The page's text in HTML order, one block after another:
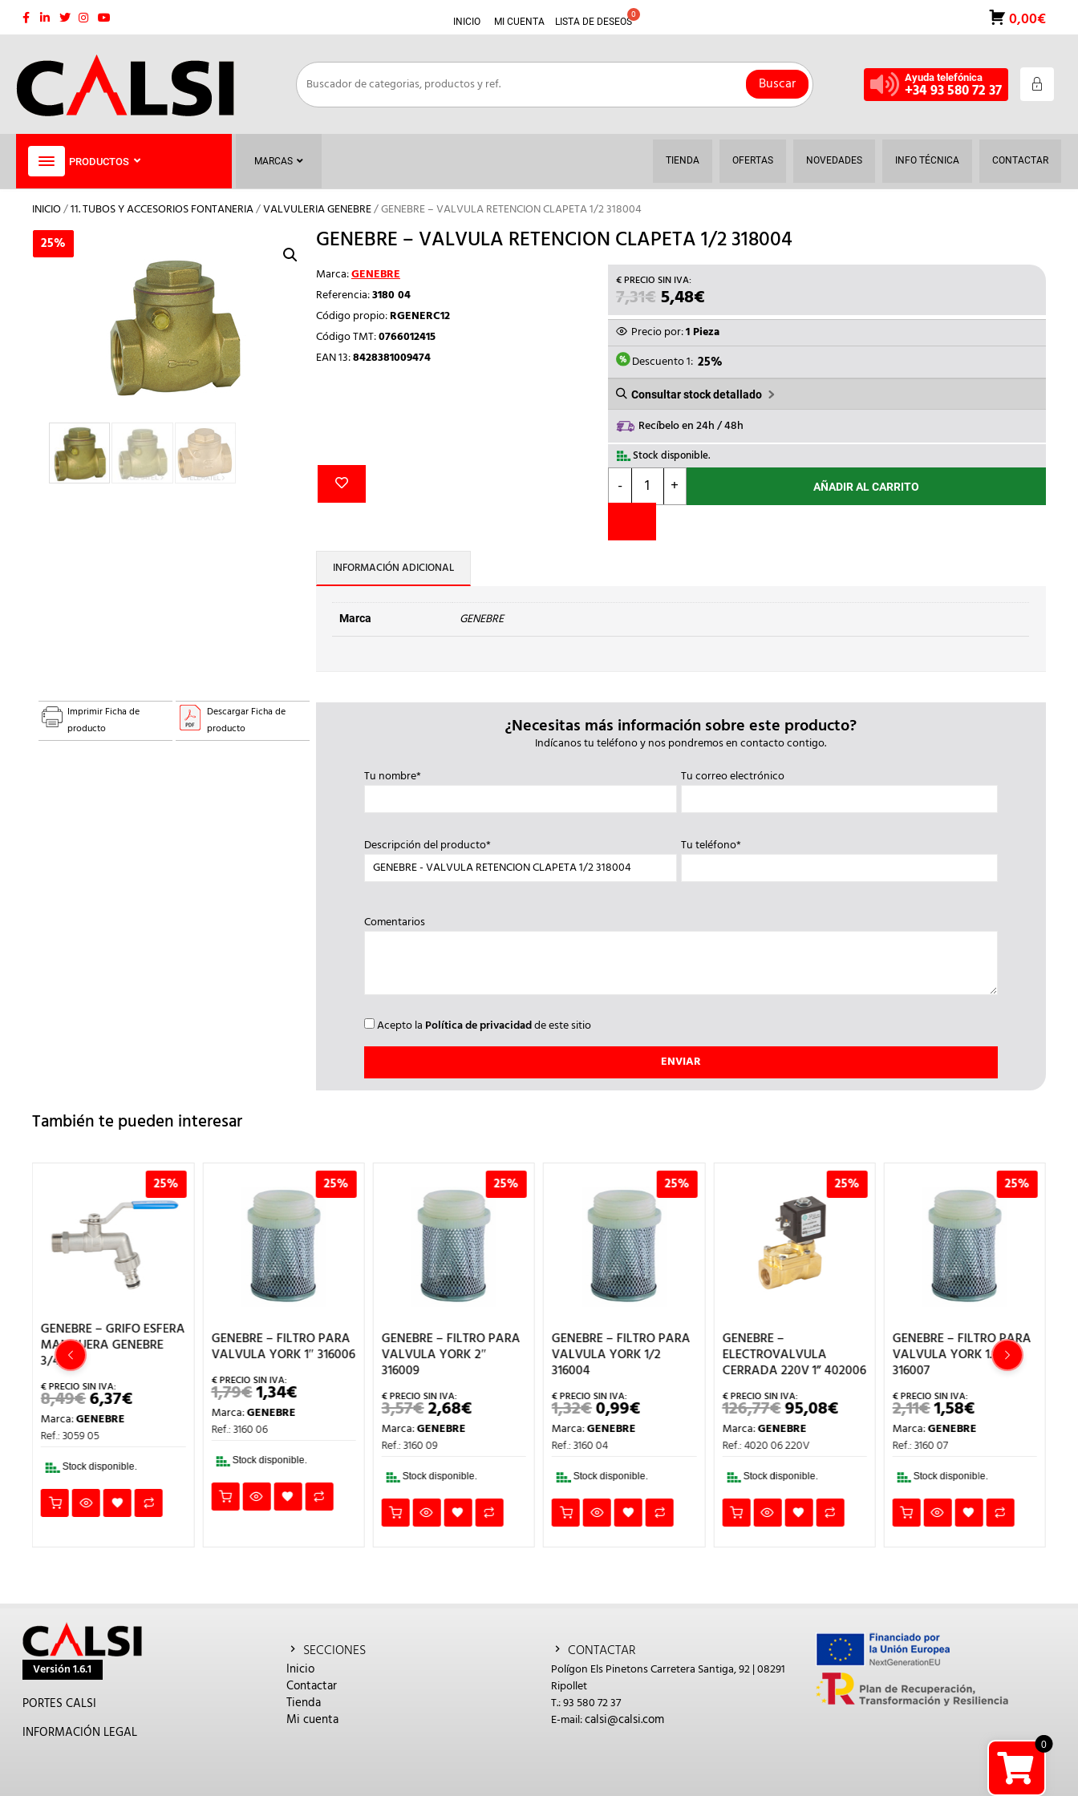
Saltar
INICIO MI CUENTA LISTA DE DESEOS 0,00€
Buscar Ayuda telefónica
+34 93 580 72 37
PRODUCTOS MARCAS TIENDA OFERTAS NOVEDADES INFO TÉCNICA CONTACTAR
INICIO/11. TUBOS Y ACCESORIOS FONTANERIA/VALVULERIA GENEBRE/ GENEBRE – VALVULA RETENCION CLAPETA 1/2 318004
25% GENEBRE – VALVULA RETENCION CLAPETA 1/2 318004
Marca:GENEBRE
Referencia:3180 04
Código propio:RGENERC12
Código TMT:0766012415
EAN 13:8428381009474
7,31€ EL
PRECIO
ORIGINAL
ERA:
7,31€.
5,48€EL
PRECIO
ACTUAL
ES:
5,48€.
Precio por:1 Pieza
Descuento 1: 25%
Consultar stock detallado
Recíbelo en 24h / 48h
Stock disponible.
-
GENEBRE
VALVULA
CLAPETA
+ AÑADIR AL CARRITO
INFORMACIÓN ADICIONAL
Marca GENEBRE
25%
Imprimir Ficha de
producto
Descargar Ficha de
producto
¿Necesitas más información sobre este producto?
Indícanos tu teléfono y nos pondremos en contacto contigo.
Tu nombre*
Tu correo electrónico
Descripción del producto* Tu teléfono*
Comentarios
Acepto la Política de privacidadde este sitio
También te pueden interesar
25%
GENEBRE – GRIFO ESFERA
MANGUERA GENEBRE
3/4
8,49€EL
PRECIO
ORIGINAL
ERA:
6,37€EL
PRECIO
Marca:GENEBRE
Ref.: 3059 05
Stock disponible.
25%
GENEBRE – FILTRO PARA
VALVULA YORK 1″ 316006
1,79€EL
PRECIO
ORIGINAL
ERA:
1,34€EL
PRECIO
Marca:GENEBRE
Ref.: 3160 06
Stock disponible.
25%
GENEBRE – FILTRO PARA
VALVULA YORK 2″
316009
3,57€EL
PRECIO
ORIGINAL
ERA:
2,68€EL
PRECIO
Marca:GENEBRE
Ref.: 3160 09
Stock disponible.
25%
GENEBRE – FILTRO PARA
VALVULA YORK 1/2
316004
1,32€EL
PRECIO
ORIGINAL
ERA:
0,99€EL
PRECIO
Marca:GENEBRE
Ref.: 3160 04
Stock disponible.
25%
GENEBRE –
ELECTROVALVULA
CERRADA 220V 1” 402006
126,77€EL
PRECIO
ORIGINAL
ERA:
95,08€EL
PRECIO
ACTUAL
Marca:GENEBRE
Ref.: 4020 06 220V
Stock disponible.
25%
GENEBRE – FILTRO PARA
VALVULA YORK 1.1/4
316007
2,11€EL
PRECIO
ORIGINAL
ERA:
1,58€EL
PRECIO
ACTUAL
Marca:GENEBRE
Ref.: 3160 07
Stock disponible.
Versión 1.6.1
PORTES CALSI
INFORMACIÓN LEGAL
SECCIONES
Inicio
Contactar
Tienda
Mi cuenta
CONTACTAR
Polígon Els Pinetons Carretera Santiga, 92 | 08291
Ripollet
T.: 93 580 72 37
E-mail:calsi@calsi.com
0